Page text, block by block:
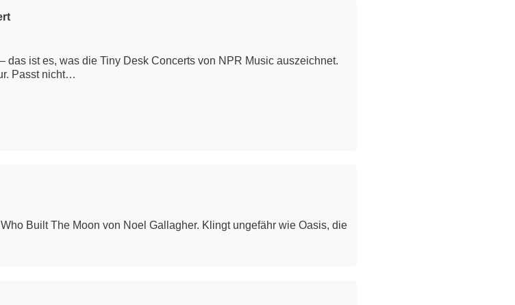
das ist es, was die Tiny Desk Concerts von NPR Music auszeichnet.
Passt nicht…
Built The Moon von Noel Gallagher. Klingt ungefähr wie Oasis, die